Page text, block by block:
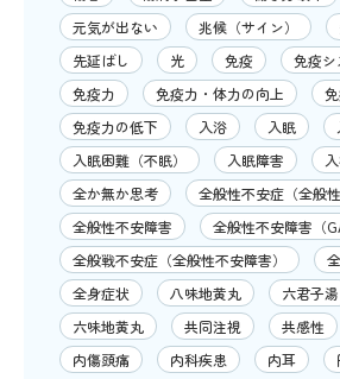
元気が出ない
兆候（サイン）
先延ばし
光 免疫
免疫シ
免疫力
免疫力・体力の向上
免疫力の低下
入浴 入眠
入眠困難（不眠）
入眠障害
全か無か思考
全般性不安症（全般
全般性不安障害
全般性不安障害（
全般戦不安症（全般性不安障害）
全身症状
八味地黄丸 六君子湯
六味地黄丸
共同注視 共感性
内傷頭痛
内科疾患 内耳